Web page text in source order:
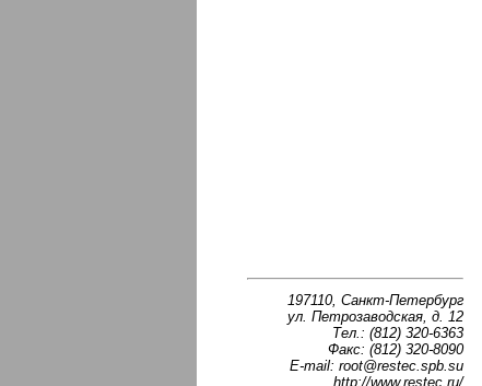
197110, Санкт-Петербург
ул. Петрозаводская, д. 12
Тел.: (812) 320-6363
Факс: (812) 320-8090
E-mail: root@restec.spb.su
http://www.restec.ru/